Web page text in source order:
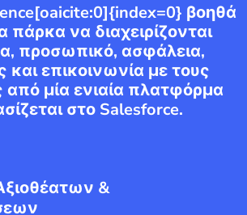
βοηθά
πάρκα να διαχειρίζονται
προσωπικό, ασφάλεια,
επικοινωνία με τους
από μία ενιαία πλατφόρμα
στο Salesforce.
&